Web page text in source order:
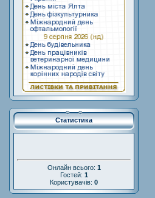
Статистика
Онлайн всього: 1
Гостей: 1
Користувачів: 0